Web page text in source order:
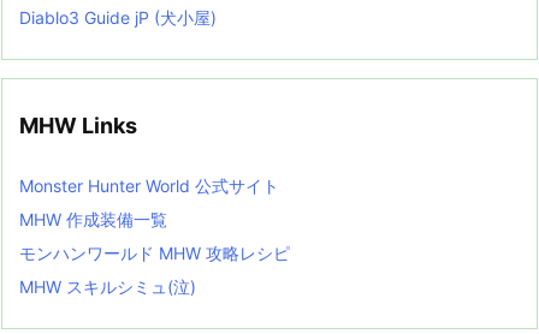
Diablo3 Guide jP (犬小屋)
MHW Links
Monster Hunter World 公式サイト
MHW 作成装備一覧
モンハンワールド MHW 攻略レシピ
MHW スキルシミュ(泣)